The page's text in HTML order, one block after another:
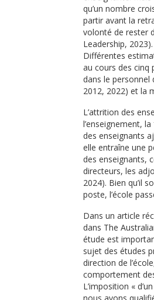
qu’un nombre
partir avant la
volonté de rester
Leadership,
Différentes
au cours des cinq
dans le personnel
2012, 2022) et la
L’attrition des
l’enseignement,
des enseignants
elle entraîne une
des enseignants,
directeurs, les
2024). Bien qu’il
poste, l’école
Dans un article
dans The
étude est
sujet des études
direction de
comportement
L’imposition «
nous avons